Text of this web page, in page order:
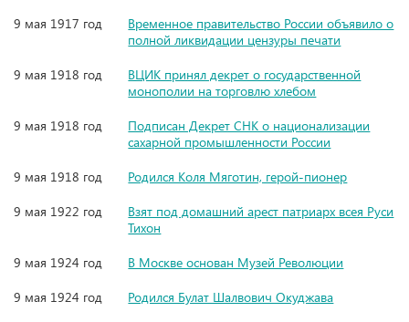
9 мая 1917 год
Временное правительство России объявило о
полной ликвидации цензуры печати
9 мая 1918 год
ВЦИК принял декрет о государственной
монополии на торговлю хлебом
9 мая 1918 год
Подписан Декрет СНК о национализации
сахарной промышленности России
9 мая 1918 год
Родился Коля Мяготин, герой-пионер
9 мая 1922 год
Взят под домашний арест патриарх всея Руси
Тихон
9 мая 1924 год
В Москве основан Музей Революции
9 мая 1924 год
Родился Булат Шалвович Окуджава